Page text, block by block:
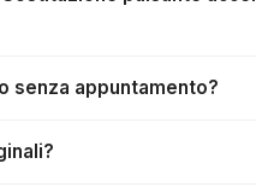
senza appuntamento?